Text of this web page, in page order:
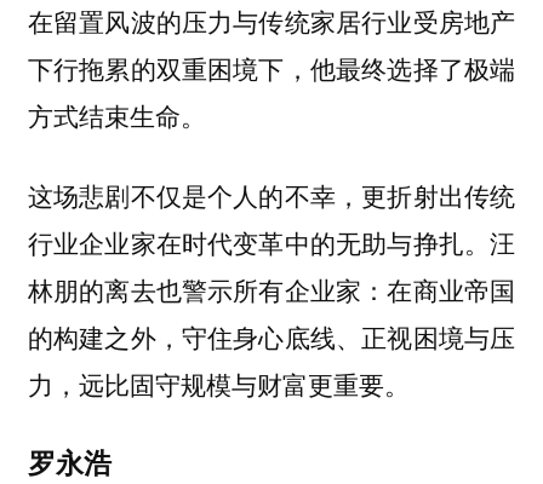
在留置风波的压力与传统家居行业受房地产
下行拖累的双重困境下，他最终选择了极端
方式结束生命。
这场悲剧不仅是个人的不幸，更折射出传统
行业企业家在时代变革中的无助与挣扎。汪
林朋的离去也警示所有企业家：在商业帝国
的构建之外，守住身心底线、正视困境与压
力，远比固守规模与财富更重要。
罗永浩